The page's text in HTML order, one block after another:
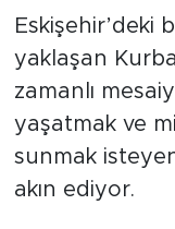
Eskişehir’deki
yaklaşan
zamanlı
yaşatmak ve
sunmak
akın ediyor.